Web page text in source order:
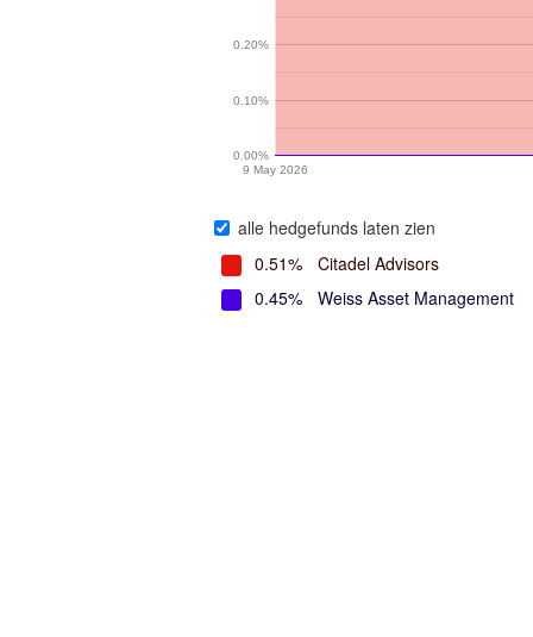
9 May 2026
0.00%
0.10%
0.20%
alle hedgefunds laten zien
0.51%
Citadel Advisors
0.45%
Weiss Asset Management